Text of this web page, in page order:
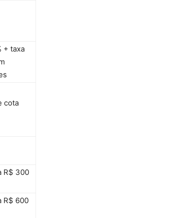
+ taxa
cota
R$ 300
R$ 600